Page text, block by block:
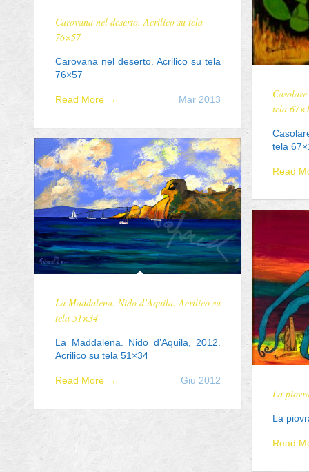
tela
tela
Read
Carovana nel deserto. Acrilico su tela
76×57
Carovana nel deserto. Acrilico su tela
76×57
Mar 2013
Read More →
La Maddalena. Nido d’Aquila. Acrilico su
tela 51×34
La Maddalena. Nido d’Aquila, 2012.
Acrilico su tela 51×34
Giu 2012
Read More →
La
La
Read